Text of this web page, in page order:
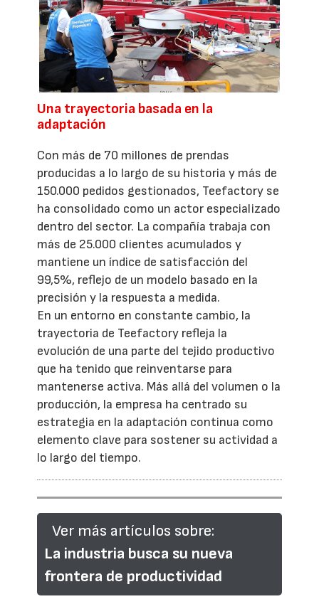
Una trayectoria basada en la
adaptación
Con más de 70 millones de prendas
producidas a lo largo de su historia y más de
150.000 pedidos gestionados, Teefactory se
ha consolidado como un actor especializado
dentro del sector. La compañía trabaja con
más de 25.000 clientes acumulados y
mantiene un índice de satisfacción del
99,5%, reflejo de un modelo basado en la
precisión y la respuesta a medida.
En un entorno en constante cambio, la
trayectoria de Teefactory refleja la
evolución de una parte del tejido productivo
que ha tenido que reinventarse para
mantenerse activa. Más allá del volumen o la
producción, la empresa ha centrado su
estrategia en la adaptación continua como
elemento clave para sostener su actividad a
lo largo del tiempo.
Ver más artículos sobre:
La industria busca su nueva
frontera de productividad